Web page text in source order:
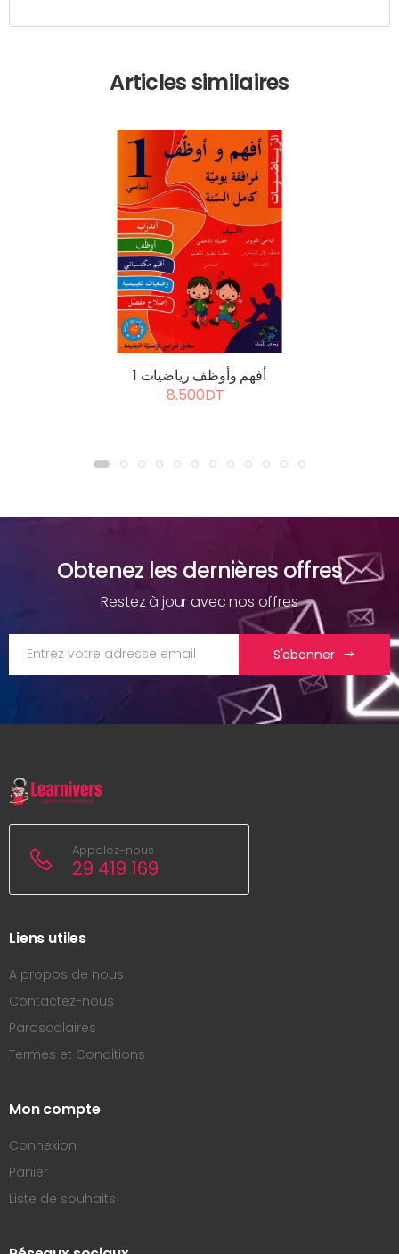
Articles similaires
أفهم وأوظف رياضيات 1
8.500DT
Obtenez les dernières offres
Restez à jour avec nos offres
S'abonner
Appelez-nous
29 419 169
Liens utiles
A propos de nous
Contactez-nous
Parascolaires
Termes et Conditions
Mon compte
Connexion
Panier
Liste de souhaits